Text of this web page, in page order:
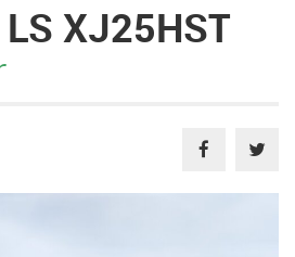
LS XJ25HST